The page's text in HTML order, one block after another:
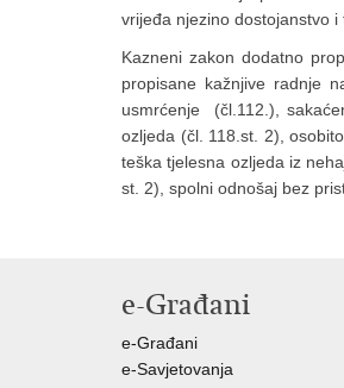
vrijeđa njezino dostojanstvo i
Kazneni zakon dodatno
propisane kažnjive radnje
usmrćenje (čl.112.),
ozljeda (čl. 118.st. 2),
teška tjelesna ozljeda iz
st. 2), spolni odnošaj bez
e-Građani
e-Građani
e-Savjetovanja